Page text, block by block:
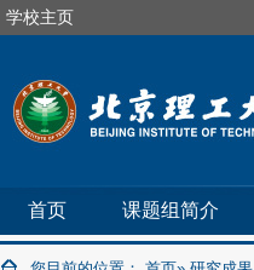
学校主页
首页 课题组简介